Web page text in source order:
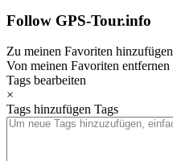
Follow GPS-Tour.info
Zu meinen Favoriten hinzufügen
Von meinen Favoriten entfernen
Tags bearbeiten
×
Tags hinzufügen Tags